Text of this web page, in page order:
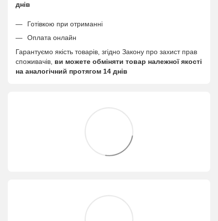
днів
Готівкою при отриманні
Оплата онлайн
Гарантуємо якість товарів, згідно Закону про захист прав
споживачів, ви можете обміняти товар належної якості
на аналогічний протягом 14 днів